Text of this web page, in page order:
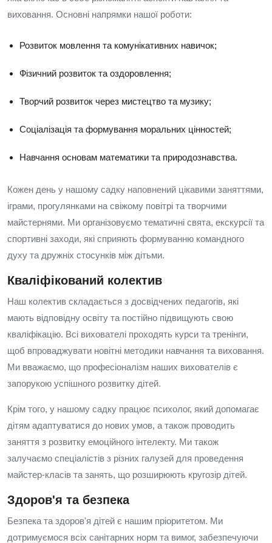
виховання. Основні напрямки нашої роботи:
Розвиток мовлення та комунікативних навичок;
Фізичний розвиток та оздоровлення;
Творчий розвиток через мистецтво та музику;
Соціалізація та формування моральних цінностей;
Навчання основам математики та природознавства.
Кожен день у нашому садку наповнений цікавими заняттями,
іграми, прогулянками на свіжому повітрі та творчими
майстернями. Ми організовуємо тематичні свята, екскурсії та
спортивні заходи, які сприяють формуванню командного
духу та дружніх стосунків між дітьми.
Кваліфікований колектив
Наш колектив складається з досвідчених педагогів, які
мають відповідну освіту та постійно підвищують свою
кваліфікацію. Всі вихователі проходять курси та тренінги,
щоб впроваджувати новітні методики навчання та виховання.
Ми вважаємо, що професіоналізм наших вихователів є
запорукою успішного розвитку дітей.
Крім того, у нашому садку працює психолог, який допомагає
дітям адаптуватися до нових умов, а також проводить
заняття з розвитку емоційного інтелекту. Ми також
залучаємо спеціалістів з різних галузей для проведення
майстер-класів та занять, що розширюють кругозір дітей.
Здоров'я та безпека
Безпека та здоров'я дітей є нашим пріоритетом. Ми
дотримуємося всіх санітарних норм та вимог, забезпечуючи